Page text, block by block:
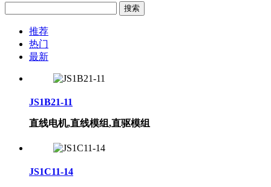
搜索
推荐
热门
最新
JS1B21-11
直线电机,直线模组,直驱模组
JS1C11-14